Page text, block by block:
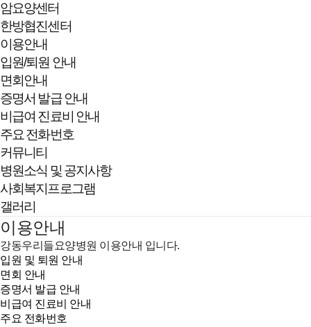
암요양센터
한방협진센터
이용안내
입원/퇴원 안내
면회안내
증명서 발급 안내
비급여 진료비 안내
주요 전화번호
커뮤니티
병원소식 및 공지사항
사회복지프로그램
갤러리
이용안내
강동우리들요양병원 이용안내 입니다.
입원 및 퇴원 안내
면회 안내
증명서 발급 안내
비급여 진료비 안내
주요 전화번호